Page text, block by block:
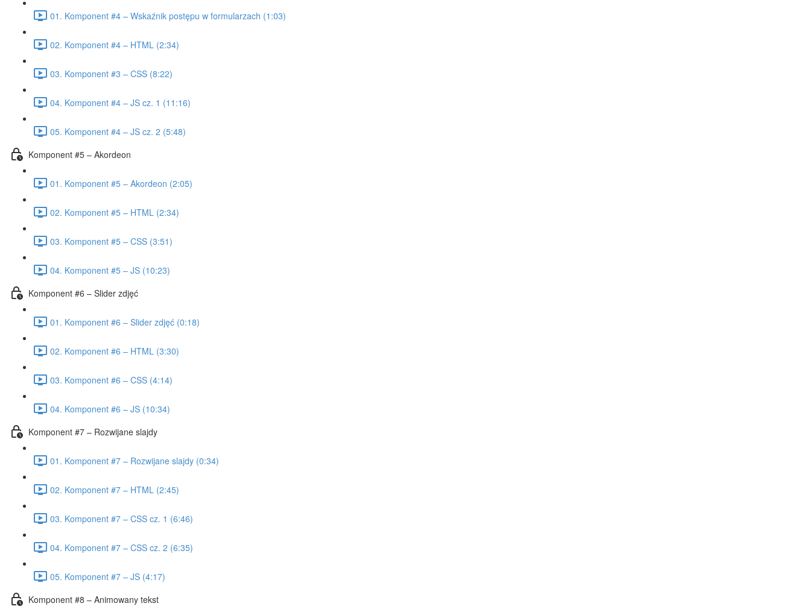
01. Komponent #4 – Wskaźnik postępu w formularzach (1:03)
02. Komponent #4 – HTML (2:34)
03. Komponent #3 – CSS (8:22)
04. Komponent #4 – JS cz. 1 (11:16)
05. Komponent #4 – JS cz. 2 (5:48)
Komponent #5 – Akordeon
01. Komponent #5 – Akordeon (2:05)
02. Komponent #5 – HTML (2:34)
03. Komponent #5 – CSS (3:51)
04. Komponent #5 – JS (10:23)
Komponent #6 – Slider zdjęć
01. Komponent #6 – Slider zdjęć (0:18)
02. Komponent #6 – HTML (3:30)
03. Komponent #6 – CSS (4:14)
04. Komponent #6 – JS (10:34)
Komponent #7 – Rozwijane slajdy
01. Komponent #7 – Rozwijane slajdy (0:34)
02. Komponent #7 – HTML (2:45)
03. Komponent #7 – CSS cz. 1 (6:46)
04. Komponent #7 – CSS cz. 2 (6:35)
05. Komponent #7 – JS (4:17)
Komponent #8 – Animowany tekst